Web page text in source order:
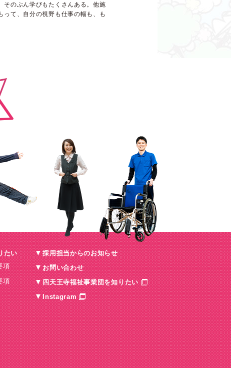
そのぶん学びもたくさんある。他施
って、自分の視野も仕事の幅も、も
たい
項
項
採用担当からのお知らせ
お問い合わせ
四天王寺福祉事業団を知りたい
Instagram